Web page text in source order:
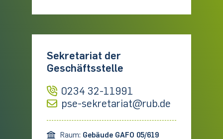
Sekretariat der
Geschäftsstelle
0234 32-11991
pse-sekretariat@rub.de
Raum: Gebäude GAFO 05/619